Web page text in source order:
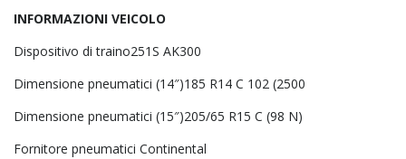
INFORMAZIONI VEICOLO
Dispositivo di traino251S AK300
Dimensione pneumatici (14″)185 R14 C 102 (2500
Dimensione pneumatici (15″)205/65 R15 C (98 N)
Fornitore pneumatici Continental